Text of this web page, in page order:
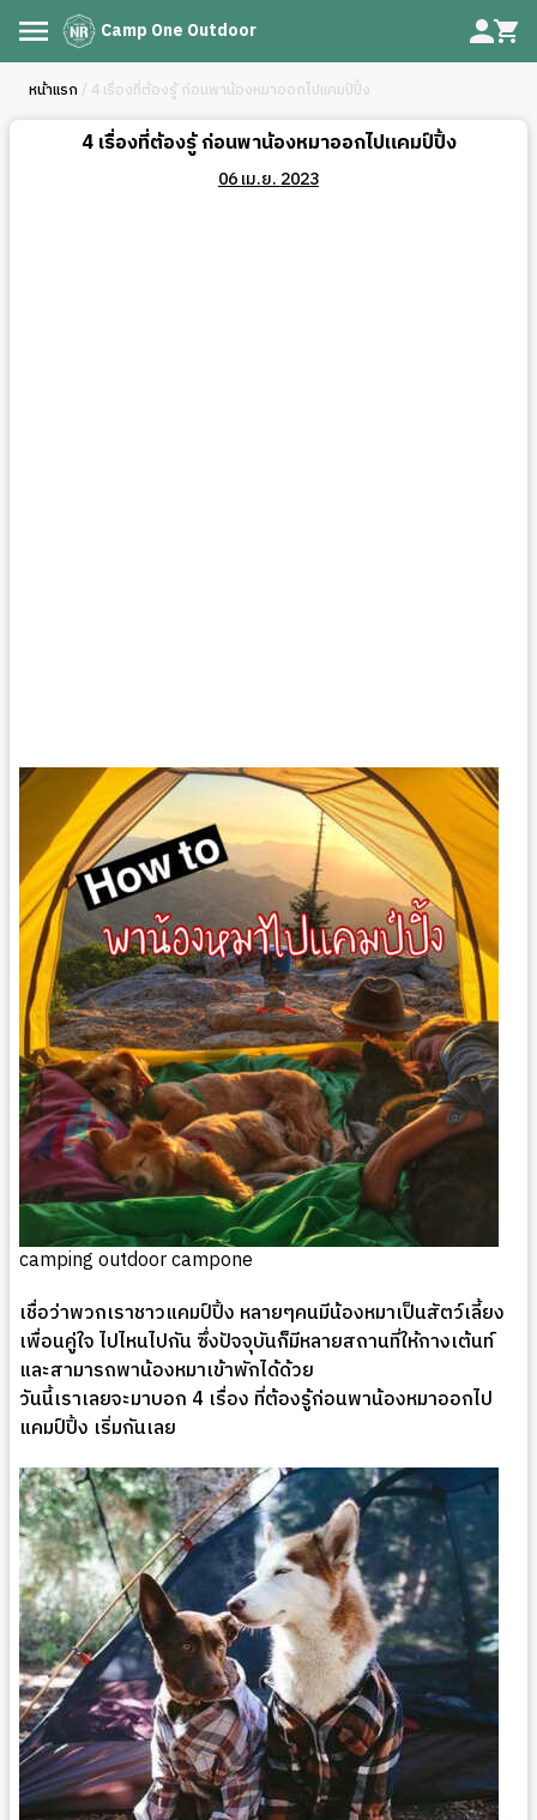
Camp One Outdoor
หน้าแรก / 4 เรื่องที่ต้องรู้ ก่อนพาน้องหมาออกไปแคมป์ปิ้ง
4 เรื่องที่ต้องรู้ ก่อนพาน้องหมาออกไปแคมป์ปิ้ง
06 เม.ย. 2023
camping outdoor campone
เชื่อว่าพวกเราชาวแคมป์ปิ้ง หลายๆคนมีน้องหมาเป็นสัตว์เลี้ยง
เพื่อนคู่ใจ ไปไหนไปกัน ซึ่งปัจจุบันก็มีหลายสถานที่ให้กางเต้นท์
และสามารถพาน้องหมาเข้าพักได้ด้วย
วันนี้เราเลยจะมาบอก 4 เรื่อง ที่ต้องรู้ก่อนพาน้องหมาออกไป
แคมป์ปิ้ง เริ่มกันเลย